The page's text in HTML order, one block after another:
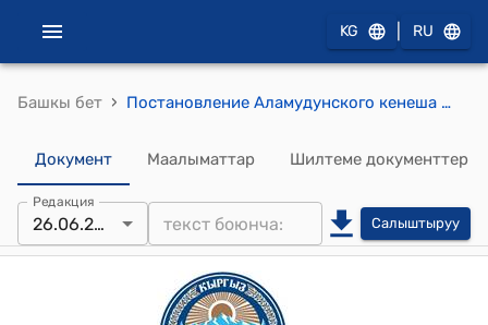
KG RU
Башкы бет › Постановление Аламудунского кенеша 2019-жылдын 26-июнундагы №121-27 "Киреше планын көбөйтүү жөнүндө"токтому
Документ Маалыматтар Шилтеме документтер
Редакция
26.06.2019 Салыштыруу